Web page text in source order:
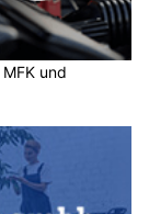
und